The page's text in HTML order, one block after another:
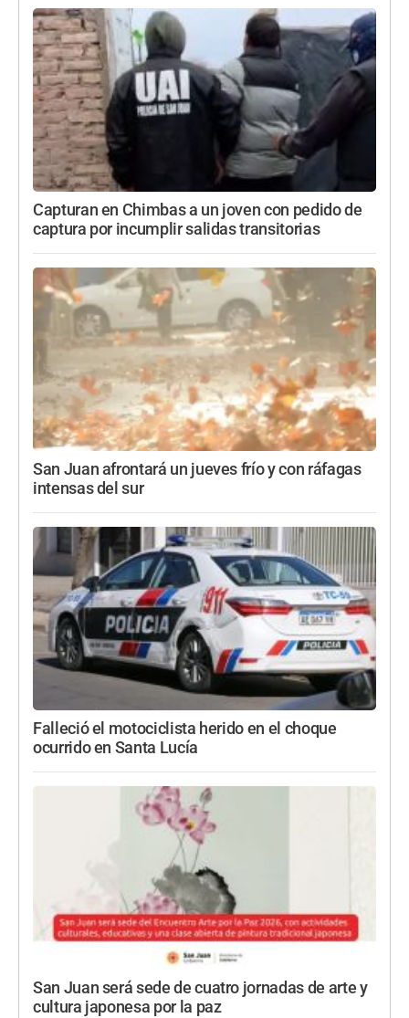
Capturan en Chimbas a un joven con pedido de
captura por incumplir salidas transitorias
San Juan afrontará un jueves frío y con ráfagas
intensas del sur
Falleció el motociclista herido en el choque
ocurrido en Santa Lucía
San Juan será sede de cuatro jornadas de arte y
cultura japonesa por la paz